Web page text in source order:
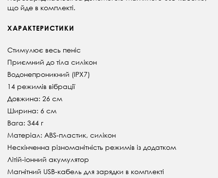
що йде в комплекті.
ХАРАКТЕРИСТИКИ
Стимулює весь пеніс
Приємний до тіла силікон
Водонепроникний (IPX7)
14 режимів вібрації
Довжина: 26 см
Ширина: 6 см
Вага: 344 г
Матеріал: ABS-пластик, силікон
Нескінченна різноманітність режимів із додатком
Літій-іонний акумулятор
Магнітний USB-кабель для зарядки в комплекті